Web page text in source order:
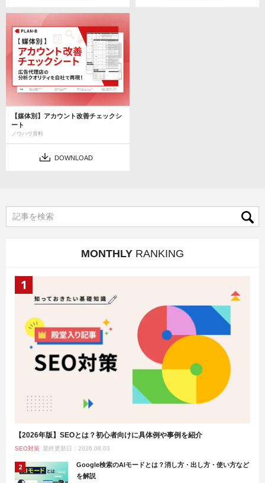
【媒体別】アカウント改善チェックシ
ート
ノウハウ資料
DOWNLOAD
MONTHLY RANKING
【2026年版】SEOとは？初心者向けに具体例や事例を紹介
SEO対策 最終更新日：2026.08.03
Google検索のAIモードとは？消し方・出し方・使い方など
を解説